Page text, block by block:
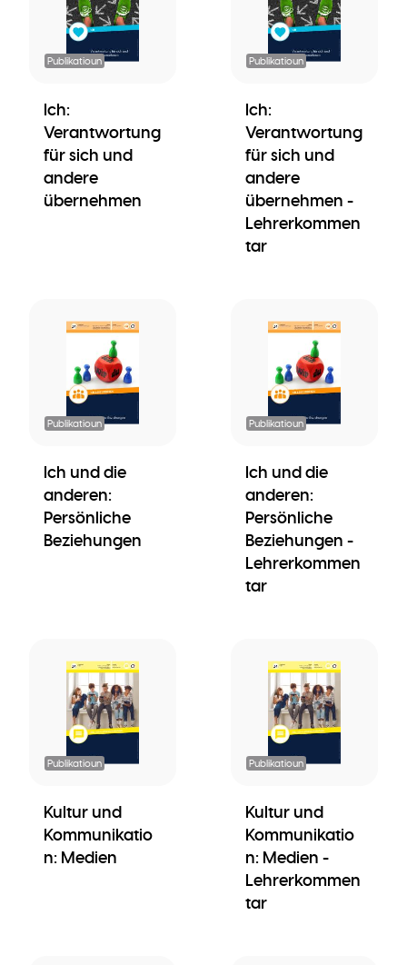
Publikatioun
Ich:
Verantwortung
für sich und
andere
übernehmen
Publikatioun
Ich:
Verantwortung
für sich und
andere
übernehmen -
Lehrerkommen
tar
Publikatioun
Ich und die
anderen:
Persönliche
Beziehungen
Publikatioun
Ich und die
anderen:
Persönliche
Beziehungen -
Lehrerkommen
tar
Publikatioun
Kultur und
Kommunikatio
n: Medien
Publikatioun
Kultur und
Kommunikatio
n: Medien -
Lehrerkommen
tar